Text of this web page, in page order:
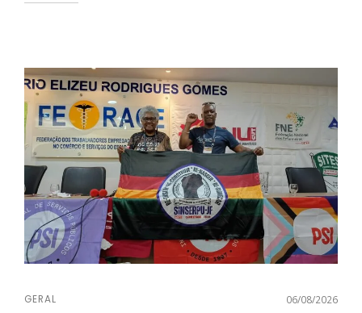
GERAL 06/08/2026